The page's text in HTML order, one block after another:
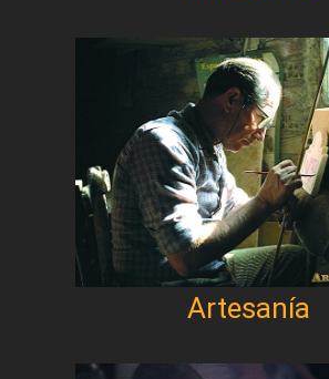
Artesanía